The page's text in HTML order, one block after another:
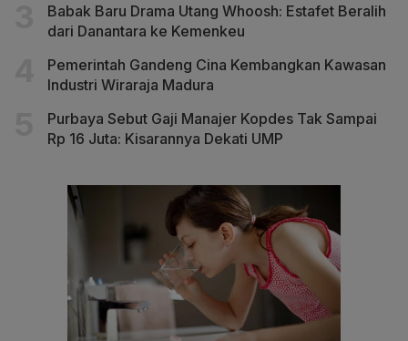
Babak Baru Drama Utang Whoosh: Estafet Beralih
dari Danantara ke Kemenkeu
Pemerintah Gandeng Cina Kembangkan Kawasan
Industri Wiraraja Madura
Purbaya Sebut Gaji Manajer Kopdes Tak Sampai
Rp 16 Juta: Kisarannya Dekati UMP